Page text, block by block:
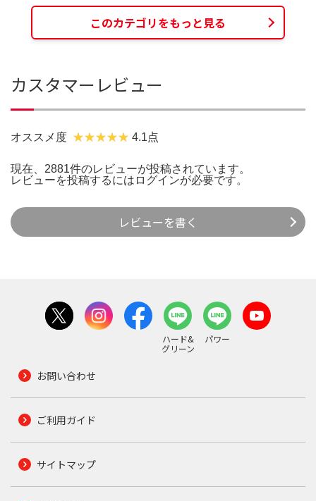
このカテゴリをもっと見る
カスタマーレビュー
オススメ度 4.1点
現在、2881件のレビューが投稿されています。
レビューを投稿するには ログインが必要です。
レビューを書く
ハード&
グリーン
パワー
お問い合わせ
ご利用ガイド
サイトマップ